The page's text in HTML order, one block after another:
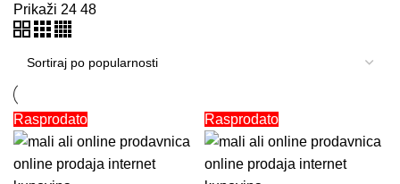
Prikaži 24 48
Rasprodato Rasprodato